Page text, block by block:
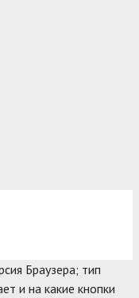
Браузера; тип
и на какие кнопки